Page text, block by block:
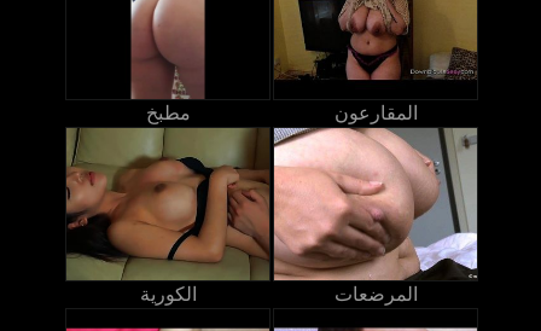
مطبخ المقارعون
الكورية المرضعات